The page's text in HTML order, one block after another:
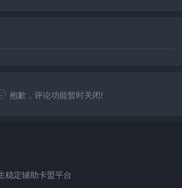
抱歉，评论功能暂时关闭!
稳定辅助卡盟平台